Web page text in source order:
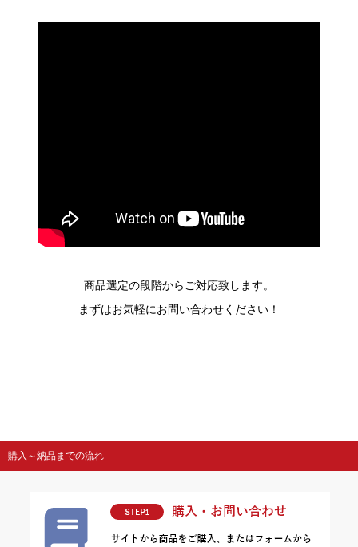
商品選定の段階からご対応致します。
まずはお気軽にお問い合わせください！
購入～納品までの流れ